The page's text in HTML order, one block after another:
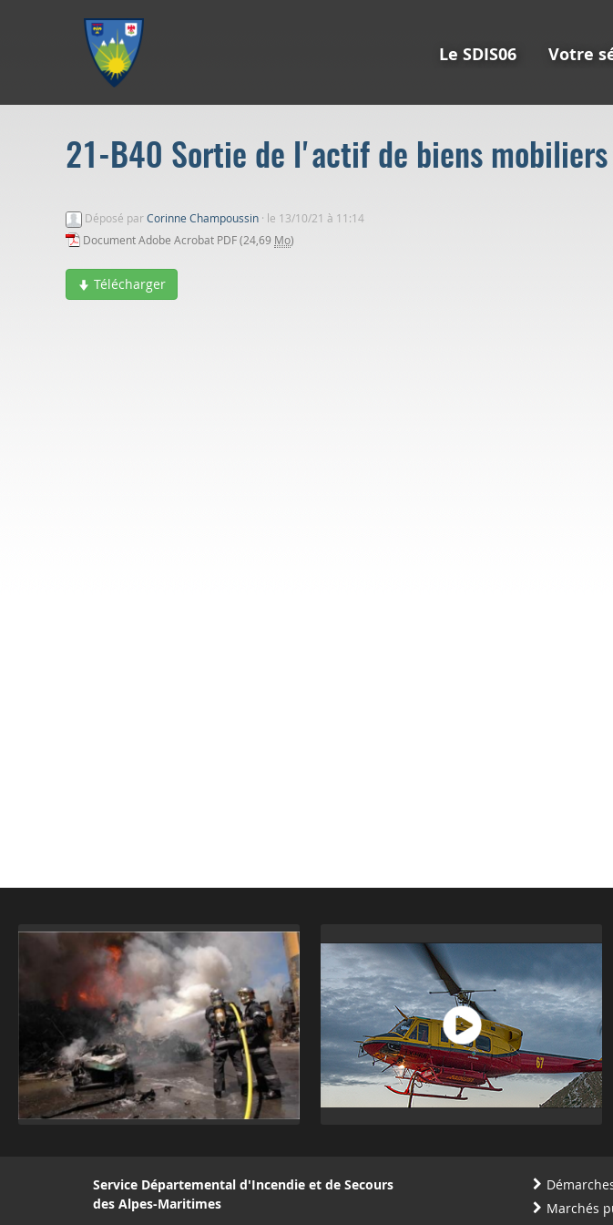
Le SDIS06 Votre
21-B40 Sortie de l'actif de biens mobiliers
Déposé parCorinne Champoussin · le 13/10/21 à 11:14
Document Adobe Acrobat PDF (24,69 Mo)
Télécharger
Service Départemental d'Incendie et de Secours
des Alpes-Maritimes
Marchés